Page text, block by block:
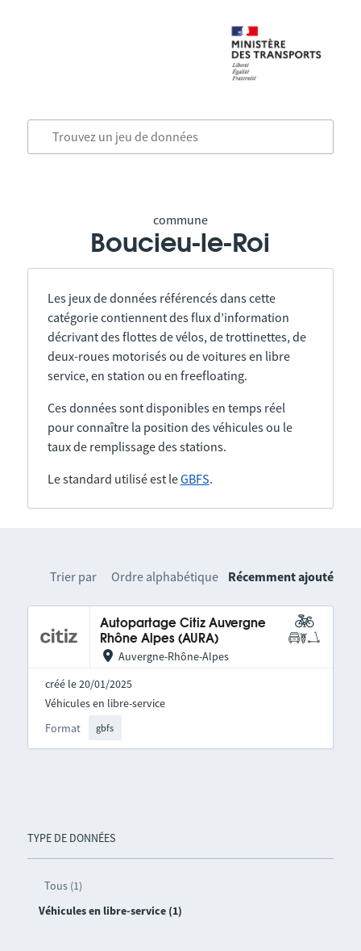
commune
Boucieu-le-Roi
Les jeux de données référencés dans cette
catégorie contiennent des flux d’information
décrivant des flottes de vélos, de trottinettes, de
deux-roues motorisés ou de voitures en libre
service, en station ou en freefloating.
Ces données sont disponibles en temps réel
pour connaître la position des véhicules ou le
taux de remplissage des stations.
Le standard utilisé est leGBFS.
TYPE DE DONNÉES
Tous (1)
Véhicules en libre-service (1)
Trier par Ordre alphabétique Récemment ajouté
Autopartage Citiz Auvergne
Rhône Alpes (AURA)
Auvergne-Rhône-Alpes
créé le 20/01/2025
Format gbfs
Véhicules en libre-service